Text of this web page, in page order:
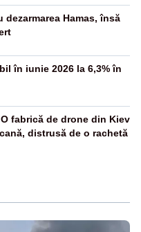
Hamas, însă
în iunie 2026 la 6,3% în
fabrică de drone din Kiev
distrusă de o rachetă